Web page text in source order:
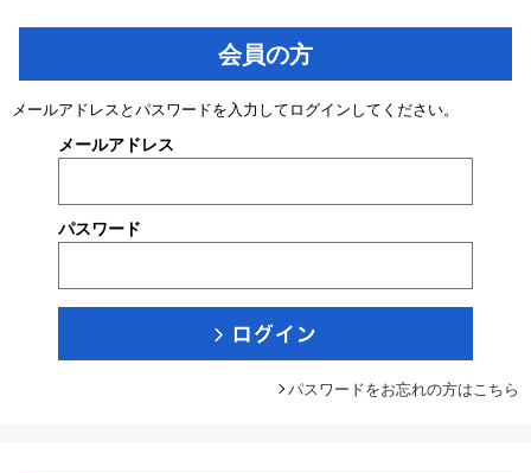
会員の方
メールアドレスとパスワードを入力してログインしてください。
メールアドレス
パスワード
パスワードをお忘れの方はこちら